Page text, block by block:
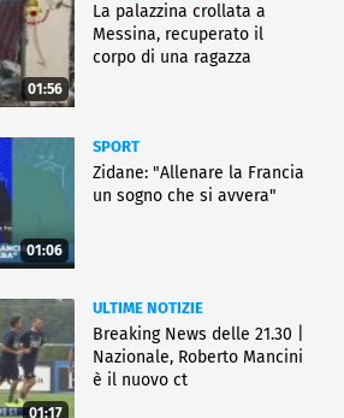
01:56
La palazzina crollata a
Messina, recuperato il
corpo di una ragazza
01:06
SPORT
Zidane: "Allenare la Francia
un sogno che si avvera"
01:17
ULTIME NOTIZIE
Breaking News delle 21.30 |
Nazionale, Roberto Mancini
è il nuovo ct